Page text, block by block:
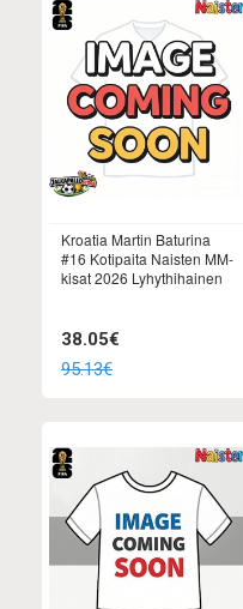
Kroatia Martin Baturina
#16 Kotipaita Naisten MM-
kisat 2026 Lyhythihainen
38.05€
95.13€